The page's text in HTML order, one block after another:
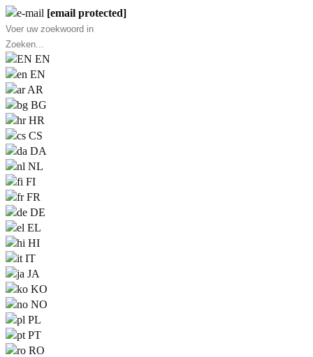
[email protected]
EN
EN
AR
BG
HR
CS
DA
NL
FI
FR
DE
EL
HI
IT
JA
KO
NO
PL
PT
RO